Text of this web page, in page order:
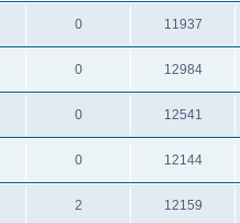
0 11937
0 12984
0 12541
0 12144
2 12159